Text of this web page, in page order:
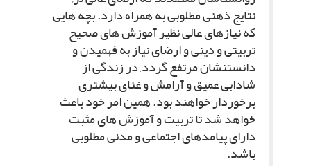
نتایج ذهنى مطلوبى به همراه دارد. بچه هایى
که نیازهاى عالى نظیر آموزش هاى صحیح
تربیتى و دینى و ارضاى نیاز به فهمیدن و
دانستنشان مرتفع گردد, در زندگى از
شادابى عمیق و آرامش و غناى بیشترى
برخوردار خواهند بود. همین امر خود باعث
خواهد شد تا تربیت و آموزش هاى مثبت
داراى پیامدهاى اجتماعى و مدنى مطلوبى
باشد.